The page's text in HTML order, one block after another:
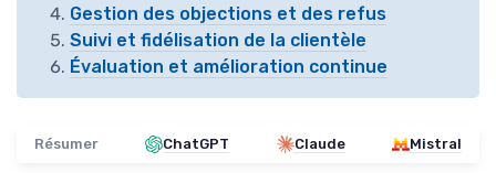
Gestion des objections et des refus
Suivi et fidélisation de la clientèle
Évaluation et amélioration continue
Résumer ChatGPT Claude Mistral